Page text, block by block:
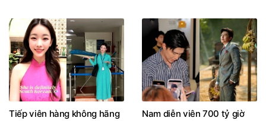
Tiếp viên hàng không hãng
Nam diễn viên 700 tỷ giờ